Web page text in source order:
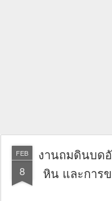
FEB
8
งานถมดินบด
หิน และการ